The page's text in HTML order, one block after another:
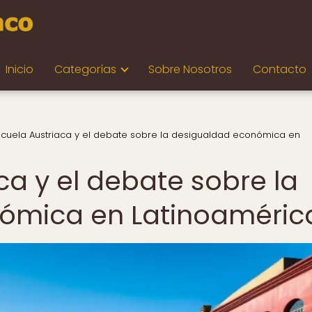
Inicio Categorías Sobre Nosotros Contacto
Austriaca y el debate sobre la desigualdad económica en
y el debate sobre la
en